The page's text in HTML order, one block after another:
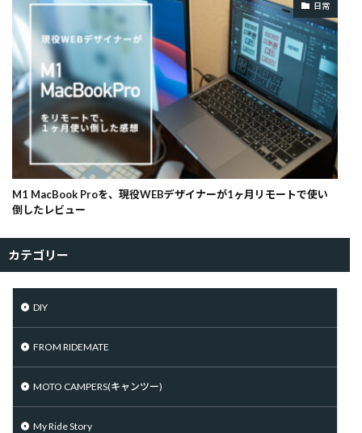
日常
M1 MacBook Proを、現役WEBデザイナーが1ヶ月リモートで使い
倒したレビュー
カテゴリー
DIY
FROM RIDEMATE
MOTO CAMPERS(キャンツー)
My Ride Story